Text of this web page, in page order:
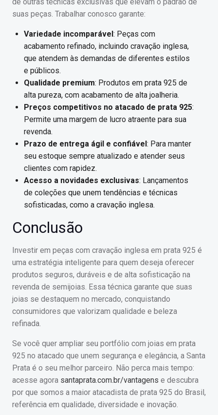
suas peças. Trabalhar conosco garante:
Variedade incomparável : Peças com
acabamento refinado, incluindo cravação inglesa,
que atendem às demandas de diferentes estilos
e públicos.
Qualidade premium: Produtos em prata 925 de
alta pureza, com acabamento de alta joalheria.
Preços competitivos no atacado de prata 925:
Permite uma margem de lucro atraente para sua
revenda.
Prazo de entrega ágil e confiável : Para manter
seu estoque sempre atualizado e atender seus
clientes com rapidez.
Acesso a novidades exclusivas: Lançamentos
de coleções que unem tendências e técnicas
sofisticadas, como a cravação inglesa.
Conclusão
Investir em peças com cravação inglesa em prata 925 é
uma estratégia inteligente para quem deseja oferecer
produtos seguros, duráveis e de alta sofisticação na
revenda de semijoias. Essa técnica garante que suas
joias se destaquem no mercado, conquistando
consumidores que valorizam qualidade e beleza
refinada.
Se você quer ampliar seu portfólio com joias em prata
925 no atacado que unem segurança e elegância, a Santa
Prata é o seu melhor parceiro. Não perca mais tempo:
acesse agora santaprata.com.br/vantagens e descubra
por que somos a maior atacadista de prata 925 do Brasil,
referência em qualidade, diversidade e inovação.